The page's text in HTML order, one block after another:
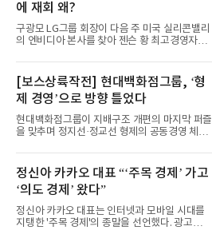
에 재회 왜?
구광모 LG그룹 회장이 다음 주 미국 실리콘밸리
의 엔비디아 본사를 찾아 젠슨 황 최고경영자
[보스상륙작전] 현대백화점그룹, ‘형
제 경영’으로 방향 틀었다
현대백화점그룹이 지배구조 개편의 마지막 퍼즐
을 맞추며 정지선·정교선 형제의 공동경영 체제
정신아 카카오 대표 “‘주목 경제’ 가고
‘의도 경제’ 왔다”
정신아 카카오 대표는 인터넷과 모바일 시대를
지탱한 '주목 경제'의 종말을 선언했다. 광고를